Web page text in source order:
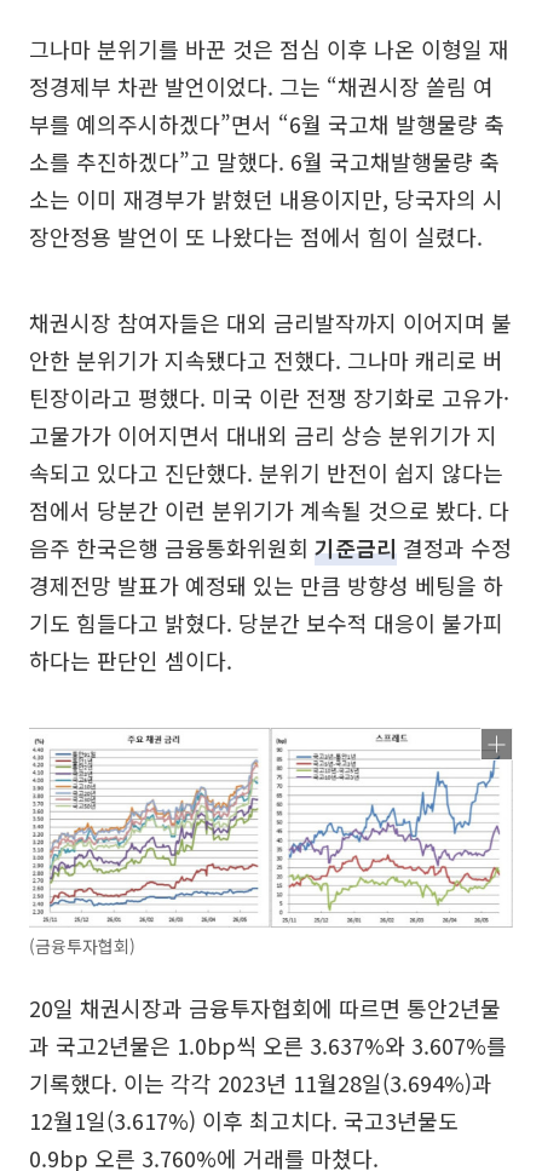
그나마 분위기를 바꾼 것은 점심 이후 나온 이형일 재
정경제부 차관 발언이었다. 그는 “채권시장 쏠림 여
부를 예의주시하겠다”면서 “6월 국고채 발행물량 축
소를 추진하겠다”고 말했다. 6월 국고채발행물량 축
소는 이미 재경부가 밝혔던 내용이지만, 당국자의 시
장안정용 발언이 또 나왔다는 점에서 힘이 실렸다.
채권시장 참여자들은 대외 금리발작까지 이어지며 불
안한 분위기가 지속됐다고 전했다. 그나마 캐리로 버
틴장이라고 평했다. 미국 이란 전쟁 장기화로 고유가·
고물가가 이어지면서 대내외 금리 상승 분위기가 지
속되고 있다고 진단했다. 분위기 반전이 쉽지 않다는
점에서 당분간 이런 분위기가 계속될 것으로 봤다. 다
음주 한국은행 금융통화위원회 기준금리 결정과 수정
경제전망 발표가 예정돼 있는 만큼 방향성 베팅을 하
기도 힘들다고 밝혔다. 당분간 보수적 대응이 불가피
하다는 판단인 셈이다.
(금융투자협회)
20일 채권시장과 금융투자협회에 따르면 통안2년물
과 국고2년물은 1.0bp씩 오른 3.637%와 3.607%를
기록했다. 이는 각각 2023년 11월28일(3.694%)과
12월1일(3.617%) 이후 최고치다. 국고3년물도
0.9bp 오른 3.760%에 거래를 마쳤다.